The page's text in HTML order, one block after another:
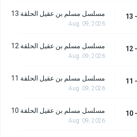
مسلسل مسلم بن عقيل الحلقة 13
Aug. 09, 2026
مسلسل مسلم بن عقيل الحلقة 12
Aug. 09, 2026
مسلسل مسلم بن عقيل الحلقة 11
Aug. 09, 2026
مسلسل مسلم بن عقيل الحلقة 10
Aug. 09, 2026